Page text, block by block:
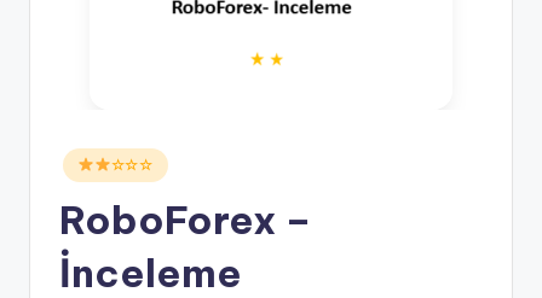
Posted
in
☆☆☆
RoboForex –
İnceleme